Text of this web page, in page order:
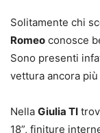
Solitamente chi
Romeo conosce
Sono presenti
vettura ancora
Nella Giulia TI
18”, finiture